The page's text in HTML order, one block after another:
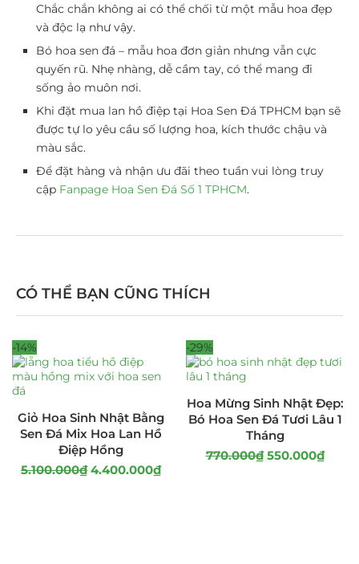
Chắc chắn không ai có thể chối từ một mẫu hoa đẹp
và độc lạ như vậy.
Bó hoa sen đá – mẫu hoa đơn giản nhưng vẫn cực
quyến rũ. Nhẹ nhàng, dễ cầm tay, có thể mang đi
sống ảo muôn nơi.
Khi đặt mua lan hồ điệp tại Hoa Sen Đá TPHCM bạn sẽ
được tự lo yêu cầu số lượng hoa, kích thước chậu và
màu sắc.
Để đặt hàng và nhận ưu đãi theo tuần vui lòng truy
cập Fanpage Hoa Sen Đá Số 1 TPHCM.
CÓ THỂ BẠN CŨNG THÍCH
-14%
Giỏ Hoa Sinh Nhật Bằng
Sen Đá Mix Hoa Lan Hồ
Điệp Hồng
5.100.000₫ 4.400.000₫
-29%
Hoa Mừng Sinh Nhật Đẹp:
Bó Hoa Sen Đá Tươi Lâu 1
Tháng
770.000₫ 550.000₫